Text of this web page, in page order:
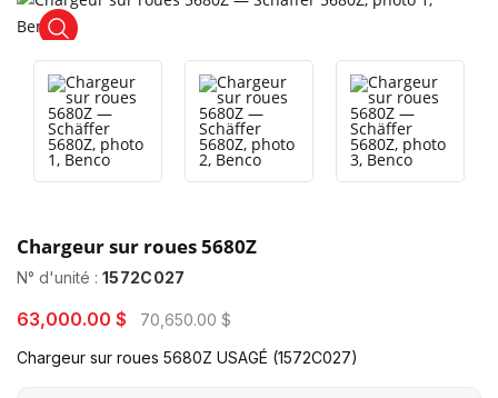
Chargeur sur roues 5680Z
N° d'unité : 1572C027
63,000.00 $
70,650.00 $
Chargeur sur roues 5680Z USAGÉ (1572C027)